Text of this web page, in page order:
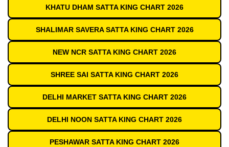
KHATU DHAM SATTA KING CHART 2026
SHALIMAR SAVERA SATTA KING CHART 2026
NEW NCR SATTA KING CHART 2026
SHREE SAI SATTA KING CHART 2026
DELHI MARKET SATTA KING CHART 2026
DELHI NOON SATTA KING CHART 2026
PESHAWAR SATTA KING CHART 2026